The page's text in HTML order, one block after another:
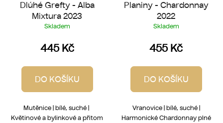
Dlúhé Grefty - Alba
Mixtura 2023
Skladem
445 Kč
DO KOŠÍKU
Mutěnice | bílé, suché |
Květinové a bylinkové a přitom
Planiny - Chardonnay
2022
Skladem
455 Kč
DO KOŠÍKU
Vranovice | bílé, suché |
Harmonické Chardonnay plné